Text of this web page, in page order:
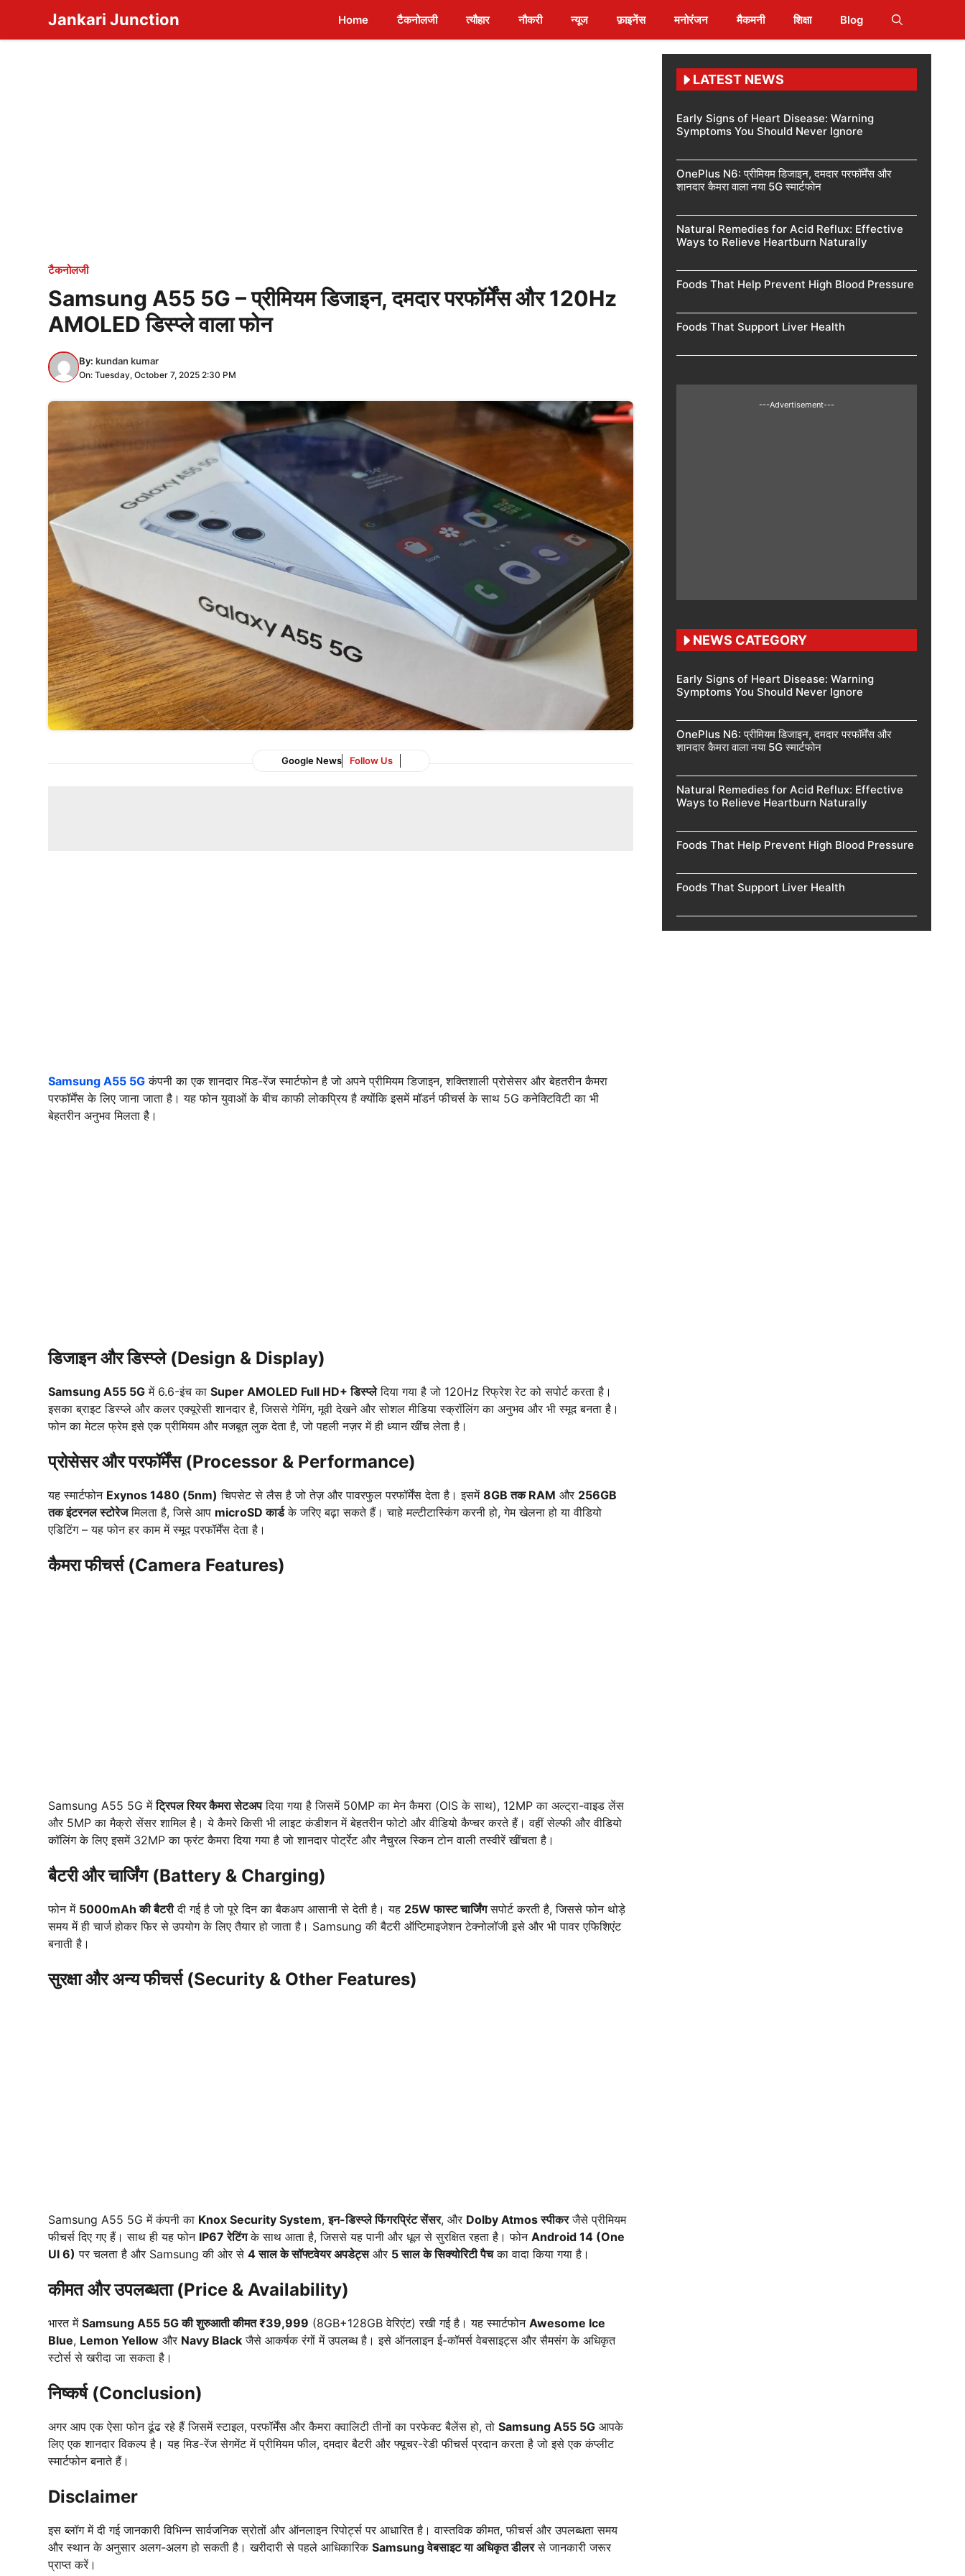
content
Jankari Junction Home टैकनोलजी त्यौहार नौकरी न्यूज फ़ाइनेंस मनोरंजन मैकमनी शिक्षा Blog
टैकनोलजी
Samsung A55 5G – प्रीमियम डिजाइन, दमदार परफॉर्मेंस और 120Hz
AMOLED डिस्प्ले वाला फोन
By: kundan kumar
On: Tuesday, October 7, 2025 2:30 PM
Google News Follow Us
Samsung A55 5G कंपनी का एक शानदार मिड-रेंज स्मार्टफोन है जो अपने प्रीमियम डिजाइन, शक्तिशाली प्रोसेसर और बेहतरीन कैमरा
परफॉर्मेंस के लिए जाना जाता है। यह फोन युवाओं के बीच काफी लोकप्रिय है क्योंकि इसमें मॉडर्न फीचर्स के साथ 5G कनेक्टिविटी का भी
बेहतरीन अनुभव मिलता है।
डिजाइन और डिस्प्ले (Design & Display)
Samsung A55 5G में 6.6-इंच का Super AMOLED Full HD+ डिस्प्लेदिया गया है जो 120Hz रिफ्रेश रेट को सपोर्ट करता है।
इसका ब्राइट डिस्प्ले और कलर एक्यूरेसी शानदार है, जिससे गेमिंग, मूवी देखने और सोशल मीडिया स्क्रॉलिंग का अनुभव और भी स्मूद बनता है।
फोन का मेटल फ्रेम इसे एक प्रीमियम और मजबूत लुक देता है, जो पहली नज़र में ही ध्यान खींच लेता है।
प्रोसेसर और परफॉर्मेंस (Processor & Performance)
यह स्मार्टफोन Exynos 1480 (5nm) चिपसेट से लैस है जो तेज़ और पावरफुल परफॉर्मेंस देता है। इसमें 8GB तक RAM और 256GB
तक इंटरनल स्टोरेजमिलता है, जिसे आप microSD कार्डके जरिए बढ़ा सकते हैं। चाहे मल्टीटास्किंग करनी हो, गेम खेलना हो या वीडियो
एडिटिंग – यह फोन हर काम में स्मूद परफॉर्मेंस देता है।
कैमरा फीचर्स (Camera Features)
Samsung A55 5G मेंट्रिपल रियर कैमरा सेटअपदिया गया है जिसमें 50MP का मेन कैमरा (OIS के साथ), 12MP का अल्ट्रा-वाइड लेंस
और 5MP का मैक्रो सेंसर शामिल है। ये कैमरे किसी भी लाइट कंडीशन में बेहतरीन फोटो और वीडियो कैप्चर करते हैं। वहीं सेल्फी और वीडियो
कॉलिंग के लिए इसमें 32MP का फ्रंट कैमरा दिया गया है जो शानदार पोर्ट्रेट और नैचुरल स्किन टोन वाली तस्वीरें खींचता है।
बैटरी और चार्जिंग (Battery & Charging)
फोन में 5000mAh की बैटरीदी गई है जो पूरे दिन का बैकअप आसानी से देती है। यह 25W फास्ट चार्जिंगसपोर्ट करती है, जिससे फोन थोड़े
समय में ही चार्ज होकर फिर से उपयोग के लिए तैयार हो जाता है। Samsung की बैटरी ऑप्टिमाइजेशन टेक्नोलॉजी इसे और भी पावर एफिशिएंट
बनाती है।
सुरक्षा और अन्य फीचर्स (Security & Other Features)
Samsung A55 5G में कंपनी का Knox Security System,इन-डिस्प्ले फिंगरप्रिंट सेंसर, और Dolby Atmos स्पीकरजैसे प्रीमियम
फीचर्स दिए गए हैं। साथ ही यह फोन IP67 रेटिंगके साथ आता है, जिससे यह पानी और धूल से सुरक्षित रहता है। फोन Android 14 (One
UI 6) पर चलता है और Samsung की ओर से 4 साल के सॉफ्टवेयर अपडेट्सऔर 5 साल के सिक्योरिटी पैचका वादा किया गया है।
कीमत और उपलब्धता (Price & Availability)
भारत में Samsung A55 5G की शुरुआती कीमत ₹39,999 (8GB+128GB वेरिएंट) रखी गई है। यह स्मार्टफोन Awesome Ice
Blue, Lemon Yellow और Navy Black जैसे आकर्षक रंगों में उपलब्ध है। इसे ऑनलाइन ई-कॉमर्स वेबसाइट्स और सैमसंग के अधिकृत
स्टोर्स से खरीदा जा सकता है।
निष्कर्ष (Conclusion)
अगर आप एक ऐसा फोन ढूंढ रहे हैं जिसमें स्टाइल, परफॉर्मेंस और कैमरा क्वालिटी तीनों का परफेक्ट बैलेंस हो, तो Samsung A55 5G आपके
लिए एक शानदार विकल्प है। यह मिड-रेंज सेगमेंट में प्रीमियम फील, दमदार बैटरी और फ्यूचर-रेडी फीचर्स प्रदान करता है जो इसे एक कंप्लीट
स्मार्टफोन बनाते हैं।
Disclaimer
इस ब्लॉग में दी गई जानकारी विभिन्न सार्वजनिक स्रोतों और ऑनलाइन रिपोर्ट्स पर आधारित है। वास्तविक कीमत, फीचर्स और उपलब्धता समय
और स्थान के अनुसार अलग-अलग हो सकती है। खरीदारी से पहले आधिकारिक Samsung वेबसाइट या अधिकृत डीलरसे जानकारी जरूर
प्राप्त करें।
LATEST NEWS
Early Signs of Heart Disease: Warning
Symptoms You Should Never Ignore
OnePlus N6: प्रीमियम डिजाइन, दमदार परफॉर्मेंस और
शानदार कैमरा वाला नया 5G स्मार्टफोन
Natural Remedies for Acid Reflux: Effective
Ways to Relieve Heartburn Naturally
Foods That Help Prevent High Blood Pressure
Foods That Support Liver Health
---Advertisement---
NEWS CATEGORY
Early Signs of Heart Disease: Warning
Symptoms You Should Never Ignore
OnePlus N6: प्रीमियम डिजाइन, दमदार परफॉर्मेंस और
शानदार कैमरा वाला नया 5G स्मार्टफोन
Natural Remedies for Acid Reflux: Effective
Ways to Relieve Heartburn Naturally
Foods That Help Prevent High Blood Pressure
Foods That Support Liver Health